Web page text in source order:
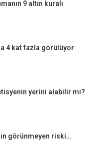
9 altın kuralı
4 kat fazla görülüyor
yerini alabilir mi?
görünmeyen riski…